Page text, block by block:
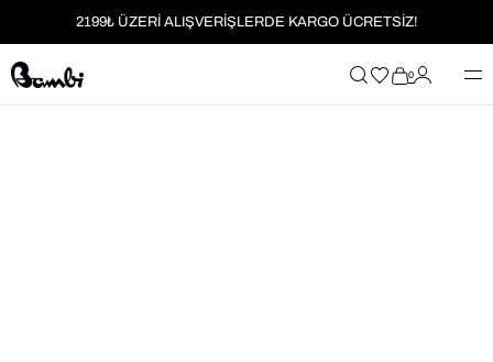
2199₺ ÜZERİ ALIŞVERİŞLERDE KARGO ÜCRETSİZ!
MOBİL UYGULAMAYA ÖZEL İLK ALIŞVERİŞİNİZE %5 İNDİRİM
0